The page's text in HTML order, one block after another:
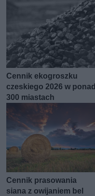
Cennik ekogroszku
czeskiego 2026 w ponad
300 miastach
Cennik prasowania
siana z owijaniem bel